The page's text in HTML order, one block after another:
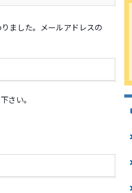
ました。メールアドレスの
さい。